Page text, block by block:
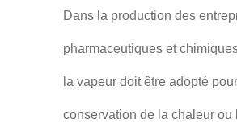
Dans la production des
pharmaceutiques et
la vapeur doit être adopté
conservation de la chaleur ou